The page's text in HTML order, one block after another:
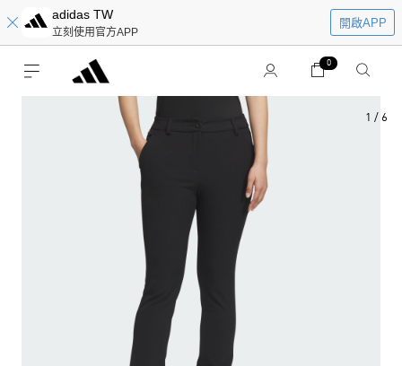
adidas TW
立刻使用官方APP
開啟APP
0
1 / 6